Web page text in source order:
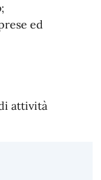
ed
attività